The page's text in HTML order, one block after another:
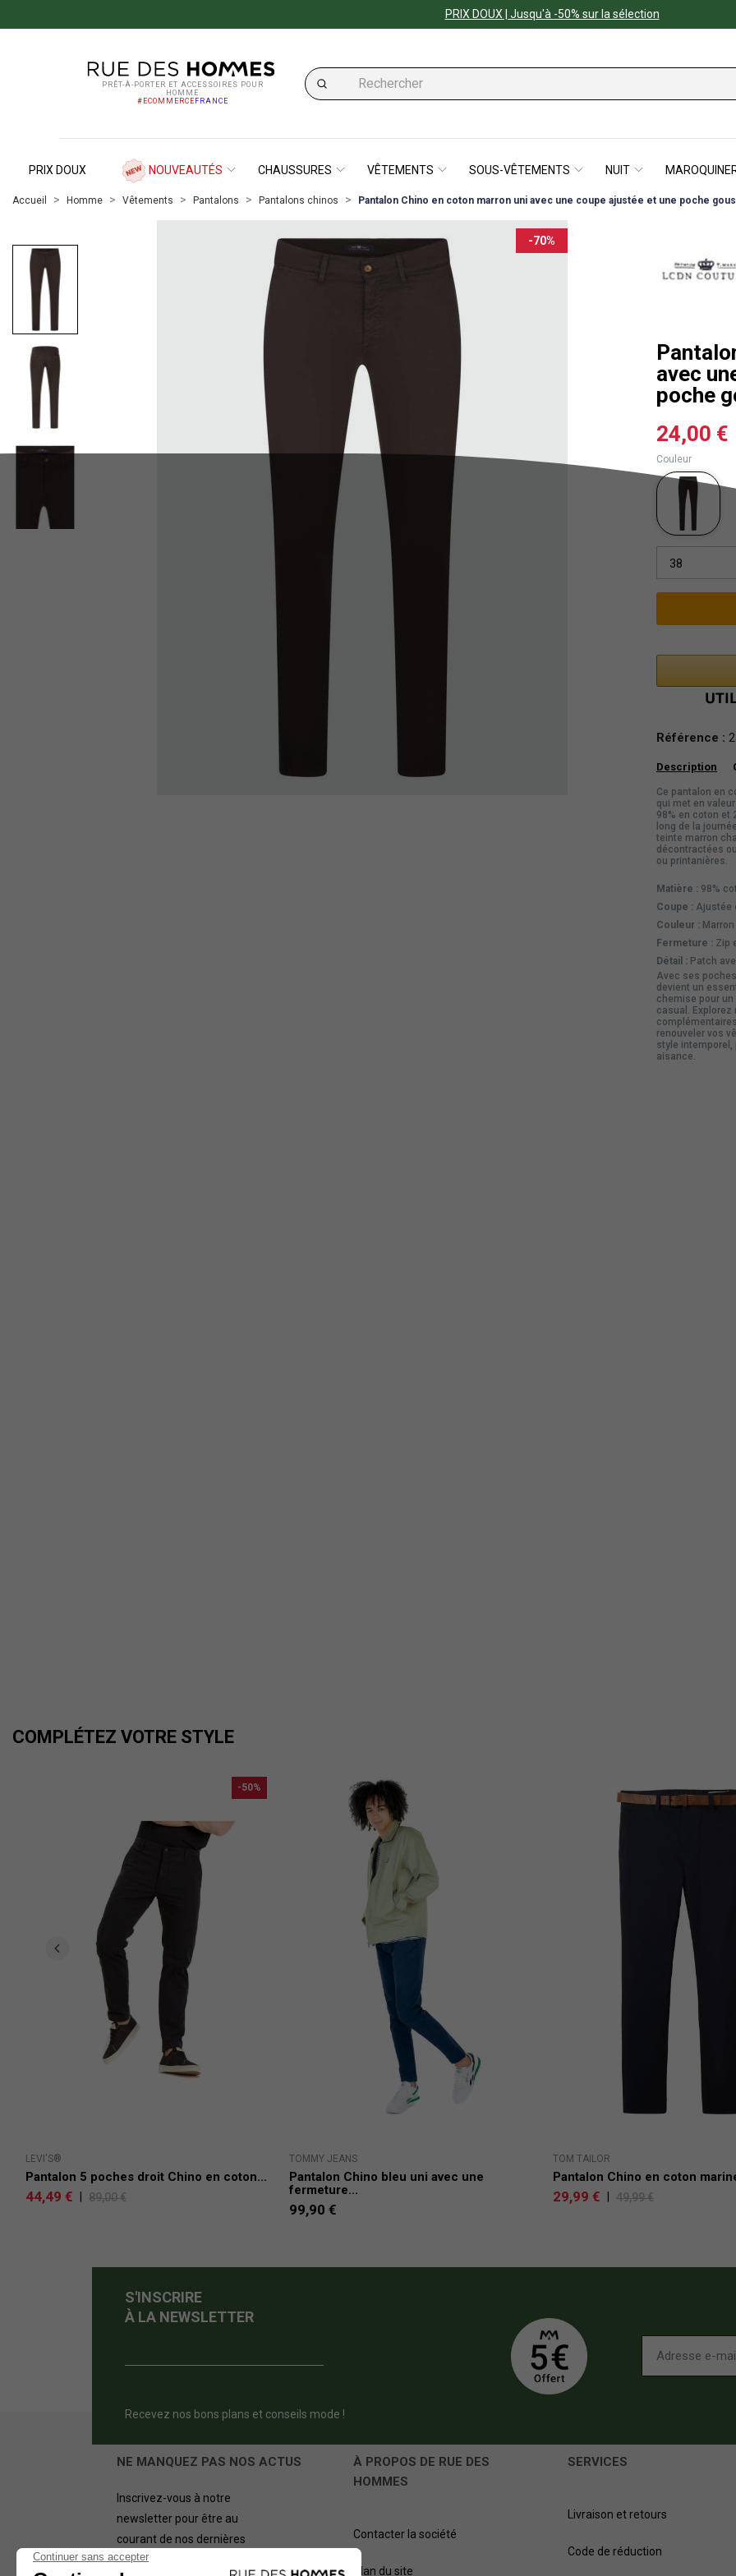
PRIX DOUX | Jusqu'à -50% sur la sélection
PRÊT-À-PORTER ET ACCESSOIRES POUR
HOMME
#ECOMMERCE FRANCE
PRIX DOUX NOUVEAUTÉS CHAUSSURES VÊTEMENTS SOUS-VÊTEMENTS NUIT
Accueil Homme Vêtements Pantalons Pantalons chinos Pantalon Chino en coton marron uni avec une coupe ajustée et une poche
-70%
avec
poche
24,00 €
Couleur
38
Référence :
Description
Ce pantalon en
qui met en
98% en coton et
long de la
teinte marron
décontractées
ou printanières.
Matière :98%
Coupe :Ajustée
Couleur :Marron
Fermeture :Zip
Détail :Patch
Avec ses
devient un
chemise pour
casual.
renouveler vos
style
aisance.
COMPLÉTEZ VOTRE STYLE
LEVI'S®
Pantalon 5 poches droit Chino en coton...
44,49 €
-50%
89,00 €
TOMMY JEANS
Pantalon Chino bleu uni avec une
fermeture...
99,90 €
TOM TAILOR
Pantalon Chino en coton
29,99 € 49,99 €
S'INSCRIRE
À LA NEWSLETTER
Recevez nos bons plans et conseils mode !
NE MANQUEZ PAS NOS ACTUS
Inscrivez-vous à notre
newsletter pour être au
courant de nos dernières
offres.
À PROPOS DE RUE DES
HOMMES
Contacter la société
Plan du site
SERVICES
Livraison et retours
Code de réduction